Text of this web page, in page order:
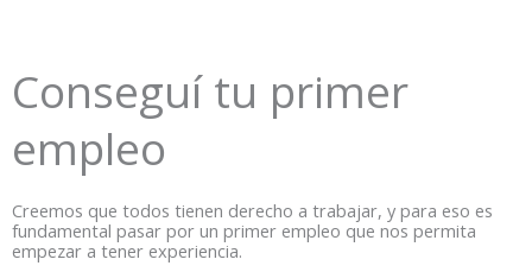
Conseguí tu primer
empleo
Creemos que todos tienen derecho a trabajar, y para eso es
fundamental pasar por un primer empleo que nos permita
empezar a tener experiencia.